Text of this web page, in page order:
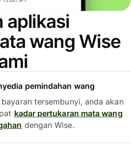
aplikasi
wang Wise
pemindahan wang
tersembunyi, anda akan
kadar pertukaran mata wang
dengan Wise.